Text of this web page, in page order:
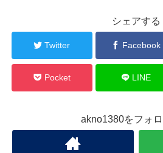
シェアする
Twitter Facebook
Pocket LINE
akno1380をフォ